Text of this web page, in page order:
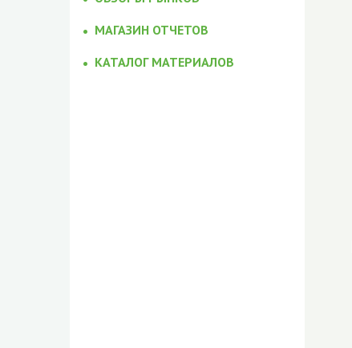
МАГАЗИН ОТЧЕТОВ
КАТАЛОГ МАТЕРИАЛОВ